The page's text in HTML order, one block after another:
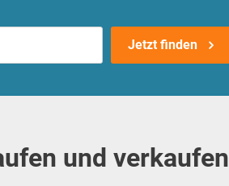
Jetzt finden
und verkaufen